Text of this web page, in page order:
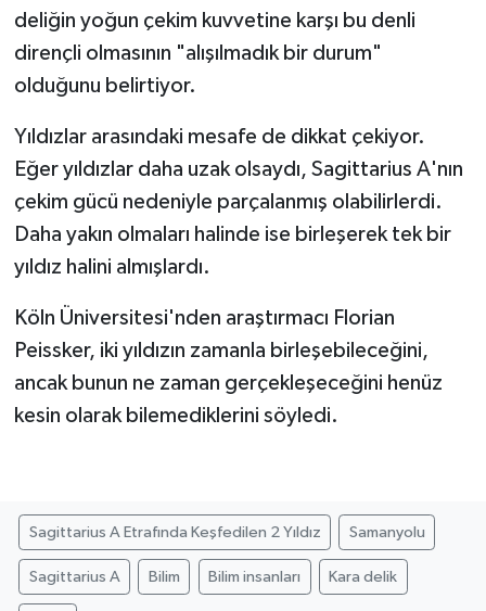
deliğin yoğun çekim kuvvetine karşı bu denli
dirençli olmasının "alışılmadık bir durum"
olduğunu belirtiyor.
Yıldızlar arasındaki mesafe de dikkat çekiyor.
Eğer yıldızlar daha uzak olsaydı, Sagittarius A'nın
çekim gücü nedeniyle parçalanmış olabilirlerdi.
Daha yakın olmaları halinde ise birleşerek tek bir
yıldız halini almışlardı.
Köln Üniversitesi'nden araştırmacı Florian
Peissker, iki yıldızın zamanla birleşebileceğini,
ancak bunun ne zaman gerçekleşeceğini henüz
kesin olarak bilemediklerini söyledi.
Sagittarius A Etrafında Keşfedilen 2 Yıldız Samanyolu
Sagittarius A Bilim Bilim insanları Kara delik